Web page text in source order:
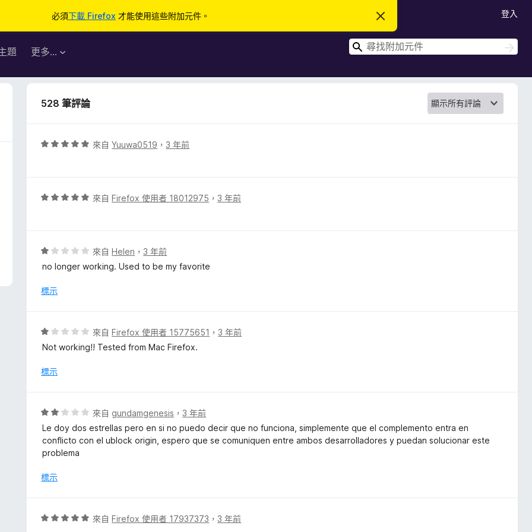
必須下載 Firefox 才能使用這些附加元件。
忽
此
通
知
題 更多…
登入
搜
搜
尋
528 筆評論
評
，
來自Yuuwa0519 ，3 年前
評
，
分
5
分
來自Firefox 使用者 18012975 ，3 年前
評
價
分
分
5
分
來自Helen ，3 年前
no longer working. Used to be my favorite
標示
評
價
分
分
5
分
來自Firefox 使用者 15775651 ，3 年前
Not working!! Tested from Mac Firefox.
標示
評
價
2
分
滿
分
來自 gundamgenesis ，3 年前
Le doy dos estrellas pero en si no puedo decir que no funciona, simplemente que el complemento entra en
conflicto con el ublock origin, espero que se comuniquen entre ambos desarrolladores y puedan solucionar este
problema
標示
評
來自Firefox 使用者 17937373 ，3 年前